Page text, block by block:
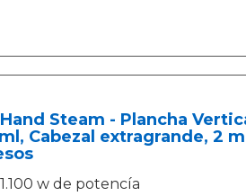
Steam - Plancha
Cabezal extragrande, 2
1.100 w de potencía